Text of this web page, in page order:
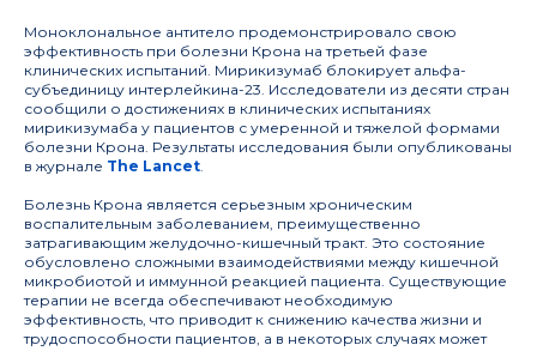
Моноклональное антитело продемонстрировало свою
эффективность при болезни Крона на третьей фазе
клинических испытаний. Мирикизумаб блокирует альфа-
субъединицу интерлейкина-23. Исследователи из десяти стран
сообщили о достижениях в клинических испытаниях
мирикизумаба у пациентов с умеренной и тяжелой формами
болезни Крона. Результаты исследования были опубликованы
в журнале The Lancet.
Болезнь Крона является серьезным хроническим
воспалительным заболеванием, преимущественно
затрагивающим желудочно-кишечный тракт. Это состояние
обусловлено сложными взаимодействиями между кишечной
микробиотой и иммунной реакцией пациента. Существующие
терапии не всегда обеспечивают необходимую
эффективность, что приводит к снижению качества жизни и
трудоспособности пациентов, а в некоторых случаях может